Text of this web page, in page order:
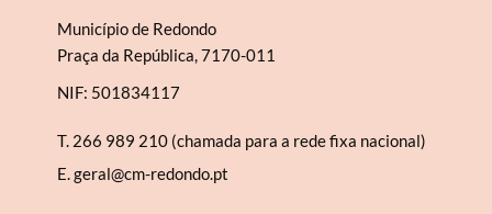
Município de Redondo
Praça da República, 7170-011
NIF: 501834117
T. 266 989 210 (chamada para a rede fixa nacional)
E.geral@cm-redondo.pt